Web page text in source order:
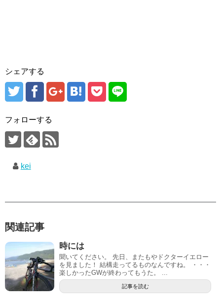
シェアする
フォローする
kei
関連記事
時には
聞いてください。 先日、またもやドクターイエロー
を見ました！ 結構走ってるものなんですね。 ・・・
楽しかったGWが終わってもうた。 ...
記事を読む